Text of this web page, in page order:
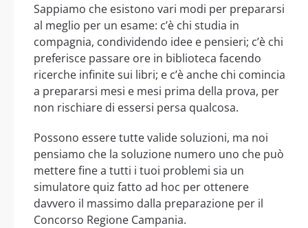
Sappiamo che esistono vari modi per prepararsi
al meglio per un esame: c’è chi studia in
compagnia, condividendo idee e pensieri; c’è chi
preferisce passare ore in biblioteca facendo
ricerche infinite sui libri; e c’è anche chi comincia
a prepararsi mesi e mesi prima della prova, per
non rischiare di essersi persa qualcosa.
Possono essere tutte valide soluzioni, ma noi
pensiamo che la soluzione numero uno che può
mettere fine a tutti i tuoi problemi sia un
simulatore quiz fatto ad hoc per ottenere
davvero il massimo dalla preparazione per il
Concorso Regione Campania.